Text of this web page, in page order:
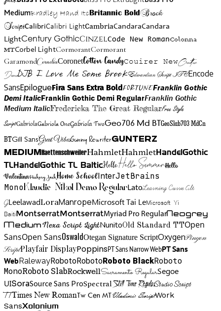
MediumBradley Hand Itc Britannic Bold Brock
ScriptCalibriCalibri LightCambriaCandaraCandara
LightCentury GothicCinzelCode New RomanColonna
MTCorbel LightCormorantCormorant
GaramondCorneliaCoronetCotton CandyCouirer NewCreattion
DemoDJB I Love Me Some BrookEdwardian Script ITCEncode
SansEpilogueFira Sans Extra BoldFortuneFranklin Gothic
Demi ItalicFranklin Gothic Demi RegularFranklin Gothic
Medium ItalicFredericka The Great RegularFree Style
ScriptGabriolaGabriola OneGabriola TwoGeo706 Md BTGeoSlab703 MdCn
BTGill SansGreat VibesGunny RewriterGunterz
Medium HaettenschweilerHahmletHahmletHandelGothic
TLHandelGothic TL BalticHelloHello SummerHello
ValentinaHickory JackHome SchoolInterJetBrains
MonoKlaudie Nikol Demo RegularLatoLearning Curve Alt
GLeelawadLoraManropeMicrosoft Tai LeMicrosoft Yi
BaitiMontserratMontserratMyriad Pro RegularNeogrey
MediumNexa Script LightNunitoOld Standard TTOpen
SansOpen SansOswaldOtegan Signature ScriptOxygenPinyon
ScriptPlayfair DisplayPoppinsPT Sans Narrow WebPT Sans
WebRalewayRobotoRobotoRoboto BlackRoboto
MonoRoboto SlabRockwellSacramento RegularSegoe
UISoraSource Sans ProSpectralStill Time RegularStudio Script
TTTimes New RomanTw Cen MTVladimir ScriptWork
SansXolonium